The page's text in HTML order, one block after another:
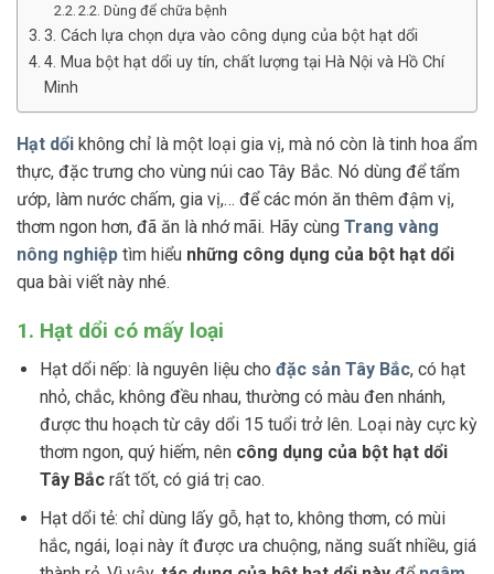
2.2. Dùng để chữa bệnh
3. Cách lựa chọn dựa vào công dụng của bột hạt dổi
4. Mua bột hạt dổi uy tín, chất lượng tại Hà Nội và Hồ Chí
Minh
Hạt dổi không chỉ là một loại gia vị, mà nó còn là tinh hoa ẩm
thực, đặc trưng cho vùng núi cao Tây Bắc. Nó dùng để tẩm
ướp, làm nước chấm, gia vị,… để các món ăn thêm đậm vị,
thơm ngon hơn, đã ăn là nhớ mãi. Hãy cùng Trang vàng
nông nghiệp tìm hiểu những công dụng của bột hạt dổi
qua bài viết này nhé.
1. Hạt dổi có mấy loại
Hạt dổi nếp: là nguyên liệu cho đặc sản Tây Bắc, có hạt
nhỏ, chắc, không đều nhau, thường có màu đen nhánh,
được thu hoạch từ cây dổi 15 tuổi trở lên. Loại này cực kỳ
thơm ngon, quý hiếm, nên công dụng của bột hạt dổi
Tây Bắcrất tốt, có giá trị cao.
Hạt dổi tẻ: chỉ dùng lấy gỗ, hạt to, không thơm, có mùi
hắc, ngái, loại này ít được ưa chuộng, năng suất nhiều, giá